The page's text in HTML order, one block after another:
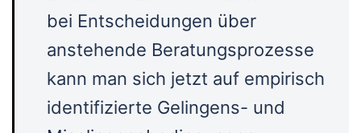
bei Entscheidungen über
anstehende Beratungsprozesse
kann man sich jetzt auf empirisch
identifizierte Gelingens- und